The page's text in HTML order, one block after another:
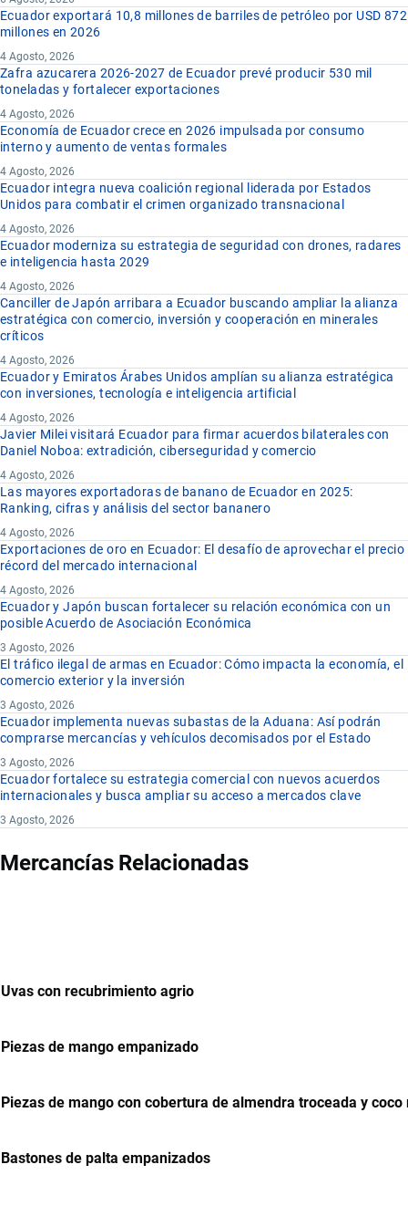
Ecuador exportará 10,8 millones de barriles de petróleo por USD 872
millones en 2026
4 Agosto, 2026
Zafra azucarera 2026-2027 de Ecuador prevé producir 530 mil
toneladas y fortalecer exportaciones
4 Agosto, 2026
Economía de Ecuador crece en 2026 impulsada por consumo
interno y aumento de ventas formales
4 Agosto, 2026
Ecuador integra nueva coalición regional liderada por Estados
Unidos para combatir el crimen organizado transnacional
4 Agosto, 2026
Ecuador moderniza su estrategia de seguridad con drones, radares
e inteligencia hasta 2029
4 Agosto, 2026
Canciller de Japón arribara a Ecuador buscando ampliar la alianza
estratégica con comercio, inversión y cooperación en minerales
críticos
4 Agosto, 2026
Ecuador y Emiratos Árabes Unidos amplían su alianza estratégica
con inversiones, tecnología e inteligencia artificial
4 Agosto, 2026
Javier Milei visitará Ecuador para firmar acuerdos bilaterales con
Daniel Noboa: extradición, ciberseguridad y comercio
4 Agosto, 2026
Las mayores exportadoras de banano de Ecuador en 2025:
Ranking, cifras y análisis del sector bananero
4 Agosto, 2026
Exportaciones de oro en Ecuador: El desafío de aprovechar el precio
récord del mercado internacional
4 Agosto, 2026
Ecuador y Japón buscan fortalecer su relación económica con un
posible Acuerdo de Asociación Económica
3 Agosto, 2026
El tráfico ilegal de armas en Ecuador: Cómo impacta la economía, el
comercio exterior y la inversión
3 Agosto, 2026
Ecuador implementa nuevas subastas de la Aduana: Así podrán
comprarse mercancías y vehículos decomisados por el Estado
3 Agosto, 2026
Ecuador fortalece su estrategia comercial con nuevos acuerdos
internacionales y busca ampliar su acceso a mercados clave
3 Agosto, 2026
Mercancías Relacionadas
Uvas con recubrimiento agrio
Piezas de mango empanizado
Piezas de mango con cobertura de almendra troceada y coco
Bastones de palta empanizados